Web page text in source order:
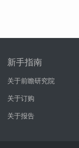
新手指南
关于前瞻研究院
关于订购
关于报告